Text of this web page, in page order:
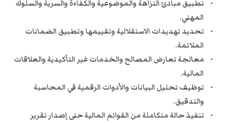
تطبيق مبادئ النزاهة والموضوعية والكفاءة والسرية والسلوك
المهني.
تحديد تهديدات الاستقلالية وتقييمها وتطبيق الضمانات
الملائمة.
معالجة تعارض المصالح والخدمات غير التأكيدية والعلاقات
المالية.
توظيف تحليل البيانات والأدوات الرقمية في المحاسبة
والتدقيق.
تنفيذ حالة متكاملة من القوائم المالية حتى إصدار تقرير